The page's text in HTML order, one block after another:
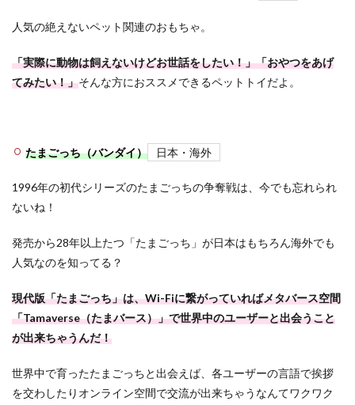
人気の絶えないペット関連のおもちゃ。
「実際に動物は飼えないけどお世話をしたい！」「おやつをあげ
てみたい！」そんな方におススメできるペットトイだよ。
たまごっち（バンダイ） 日本・海外
1996年の初代シリーズのたまごっちの争奪戦は、今でも忘れられ
ないね！
発売から28年以上たつ「たまごっち」が日本はもちろん海外でも
人気なのを知ってる？
現代版「たまごっち」は、Wi-Fiに繋がっていればメタバース空間
「Tamaverse（たまバース）」で世界中のユーザーと出会うこと
が出来ちゃうんだ！
世界中で育ったたまごっちと出会えば、各ユーザーの言語で挨拶
を交わしたりオンライン空間で交流が出来ちゃうなんてワクワク